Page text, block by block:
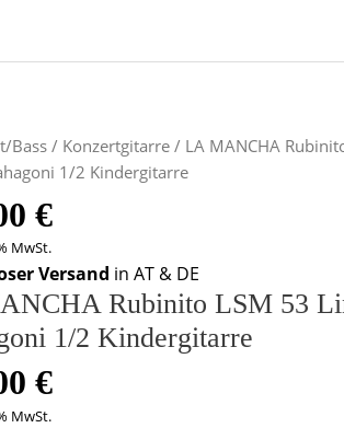
Bass/ Konzertgitarre / LA MANCHA
1/2 Kindergitarre
€
MwSt.
Versand in AT & DE
Rubinito LSM 53
1/2 Kindergitarre
€
MwSt.